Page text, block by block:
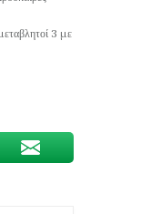
3 με